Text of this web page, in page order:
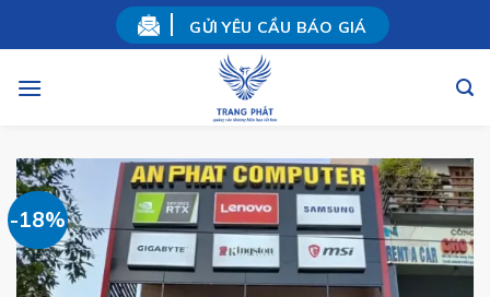
GỬI YÊU CẦU BÁO GIÁ
-18%